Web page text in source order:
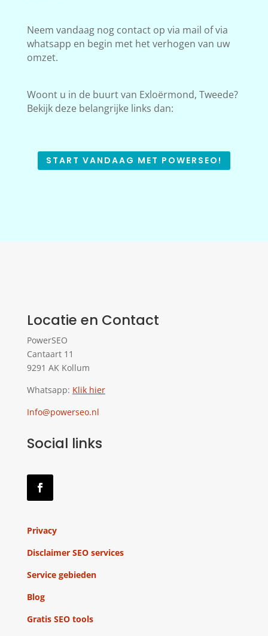
Neem vandaag nog contact op via mail of via
whatsapp en begin met het verhogen van uw
omzet.
Woont u in de buurt van Exloërmond, Tweede?
Bekijk deze belangrijke links dan:
START VANDAAG MET POWERSEO!
Locatie en Contact
PowerSEO
Cantaart 11
9291 AK Kollum
Whatsapp: Klik hier
Info@powerseo.nl
Social links
Privacy
Disclaimer SEO services
Service gebieden
Blog
Gratis SEO tools